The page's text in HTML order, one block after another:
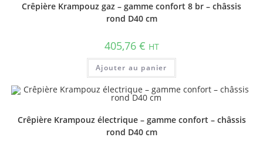
Crêpière Krampouz gaz – gamme confort 8 br – châssis
rond D40 cm
405,76 € HT
Ajouter au panier
Crêpière Krampouz électrique – gamme confort – châssis
rond D40 cm